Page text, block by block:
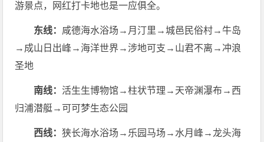
游景点，网红打卡地也是一应俱全。
东线： 咸德海水浴场️→月汀里→城邑民俗村→牛岛
→成山日出峰→海洋世界→涉地可支→山君不离→冲浪
圣地
南线： 活生生博物馆→柱状节理→天帝渊瀑布→西
归浦潜艇→可可梦生态公园
西线：狭长海水浴场→乐园马场→水月峰→龙头海